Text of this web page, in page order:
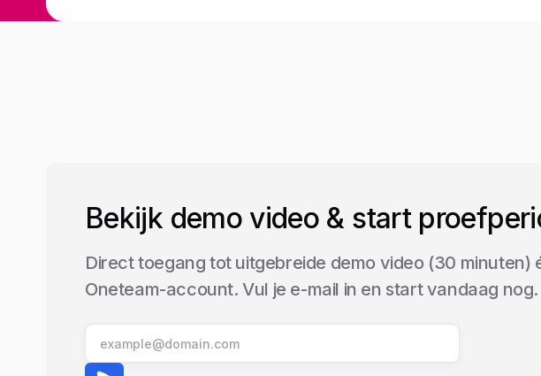
Bekijk demo video & start
Direct toegang tot uitgebreide demo video (30 minuten)
Oneteam-account. Vul je e-mail in en start vandaag nog.